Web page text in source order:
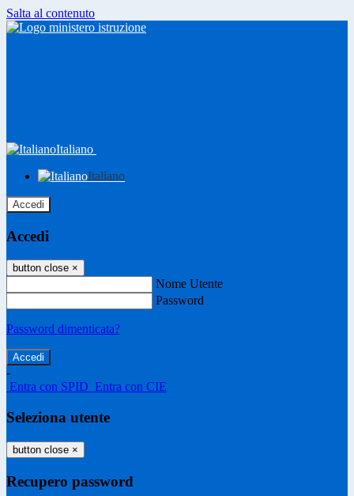
Salta al contenuto
Italiano
Italiano
Accedi
Accedi
button close ×
Nome Utente
Password
Password dimenticata?
-
Entra con SPID Entra con CIE
Seleziona utente
button close ×
Recupero password